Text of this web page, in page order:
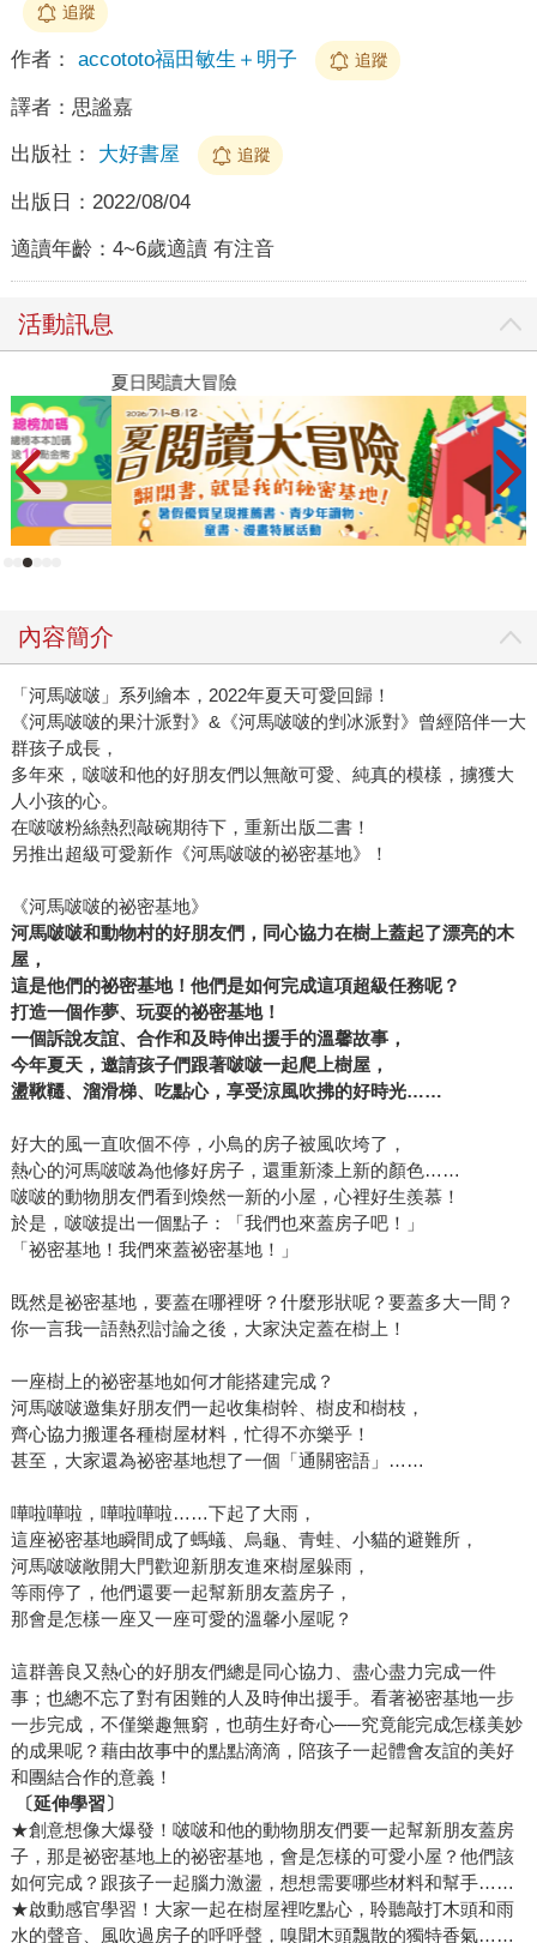
追蹤
作者： accototo福田敏生＋明子 追蹤
譯者： 思謐嘉
出版社： 大好書屋 追蹤
出版日： 2022/08/04
適讀年齡： 4~6歲適讀 有注音
活動訊息
夏日閱讀大冒險
內容簡介
「河馬啵啵」系列繪本，2022年夏天可愛回歸！
《河馬啵啵的果汁派對》&《河馬啵啵的剉冰派對》曾經陪伴一大
群孩子成長，
多年來，啵啵和他的好朋友們以無敵可愛、純真的模樣，擄獲大
人小孩的心。
在啵啵粉絲熱烈敲碗期待下，重新出版二書！
另推出超級可愛新作《河馬啵啵的祕密基地》！
《河馬啵啵的祕密基地》
河馬啵啵和動物村的好朋友們，同心協力在樹上蓋起了漂亮的木
屋，
這是他們的祕密基地！他們是如何完成這項超級任務呢？
打造一個作夢、玩耍的祕密基地！
一個訴說友誼、合作和及時伸出援手的溫馨故事，
今年夏天，邀請孩子們跟著啵啵一起爬上樹屋，
盪鞦韆、溜滑梯、吃點心，享受涼風吹拂的好時光……
好大的風一直吹個不停，小鳥的房子被風吹垮了，
熱心的河馬啵啵為他修好房子，還重新漆上新的顏色……
啵啵的動物朋友們看到煥然一新的小屋，心裡好生羨慕！
於是，啵啵提出一個點子：「我們也來蓋房子吧！」
「祕密基地！我們來蓋祕密基地！」
既然是祕密基地，要蓋在哪裡呀？什麼形狀呢？要蓋多大一間？
你一言我一語熱烈討論之後，大家決定蓋在樹上！
一座樹上的祕密基地如何才能搭建完成？
河馬啵啵邀集好朋友們一起收集樹幹、樹皮和樹枝，
齊心協力搬運各種樹屋材料，忙得不亦樂乎！
甚至，大家還為祕密基地想了一個「通關密語」……
嘩啦嘩啦，嘩啦嘩啦……下起了大雨，
這座祕密基地瞬間成了螞蟻、烏龜、青蛙、小貓的避難所，
河馬啵啵敞開大門歡迎新朋友進來樹屋躲雨，
等雨停了，他們還要一起幫新朋友蓋房子，
那會是怎樣一座又一座可愛的溫馨小屋呢？
這群善良又熱心的好朋友們總是同心協力、盡心盡力完成一件
事；也總不忘了對有困難的人及時伸出援手。看著祕密基地一步
一步完成，不僅樂趣無窮，也萌生好奇心──究竟能完成怎樣美妙
的成果呢？藉由故事中的點點滴滴，陪孩子一起體會友誼的美好
和團結合作的意義！
〔延伸學習〕
★創意想像大爆發！啵啵和他的動物朋友們要一起幫新朋友蓋房
子，那是祕密基地上的祕密基地，會是怎樣的可愛小屋？他們該
如何完成？跟孩子一起腦力激盪，想想需要哪些材料和幫手……
★啟動感官學習！大家一起在樹屋裡吃點心，聆聽敲打木頭和雨
水的聲音、風吹過房子的呼呼聲，嗅聞木頭飄散的獨特香氣……